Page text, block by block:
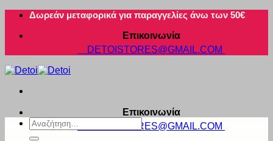
Μετάβαση
περιεχόμενο
Δωρεάν μεταφορικά για παραγγελίες άνω των 50€
Επικοινωνία
DETOISTORES@GMAIL.COM
Επικοινωνία
DETOISTORES@GMAIL.COM
Αναζήτηση
για: